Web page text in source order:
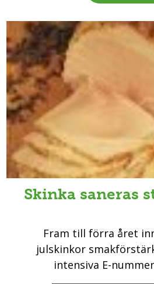
Skinka saneras
Fram till förra året
julskinkor
intensiva E-